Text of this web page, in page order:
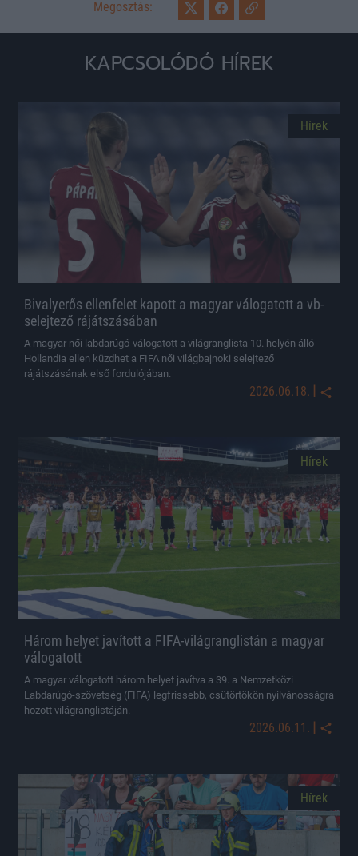
Megosztás:
KAPCSOLÓDÓ HÍREK
Hírek
Bivalyerős ellenfelet kapott a magyar válogatott a vb-
selejtező rájátszásában
A magyar női labdarúgó-válogatott a világranglista 10. helyén álló
Hollandia ellen küzdhet a FIFA női világbajnoki selejtező
rájátszásának első fordulójában.
2026.06.18. |
Hírek
Három helyet javított a FIFA-világranglistán a magyar
válogatott
A magyar válogatott három helyet javítva a 39. a Nemzetközi
Labdarúgó-szövetség (FIFA) legfrissebb, csütörtökön nyilvánosságra
hozott világranglistáján.
2026.06.11. |
Hírek